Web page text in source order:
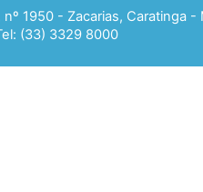
nº 1950 - Zacarias, Caratinga
(33) 3329 8000